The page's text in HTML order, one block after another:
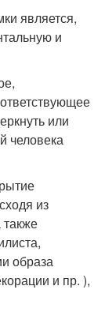
является,
и
или
человека
из
также
образа
и пр. ),